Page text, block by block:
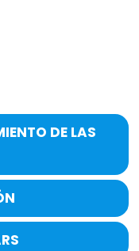
DE LAS